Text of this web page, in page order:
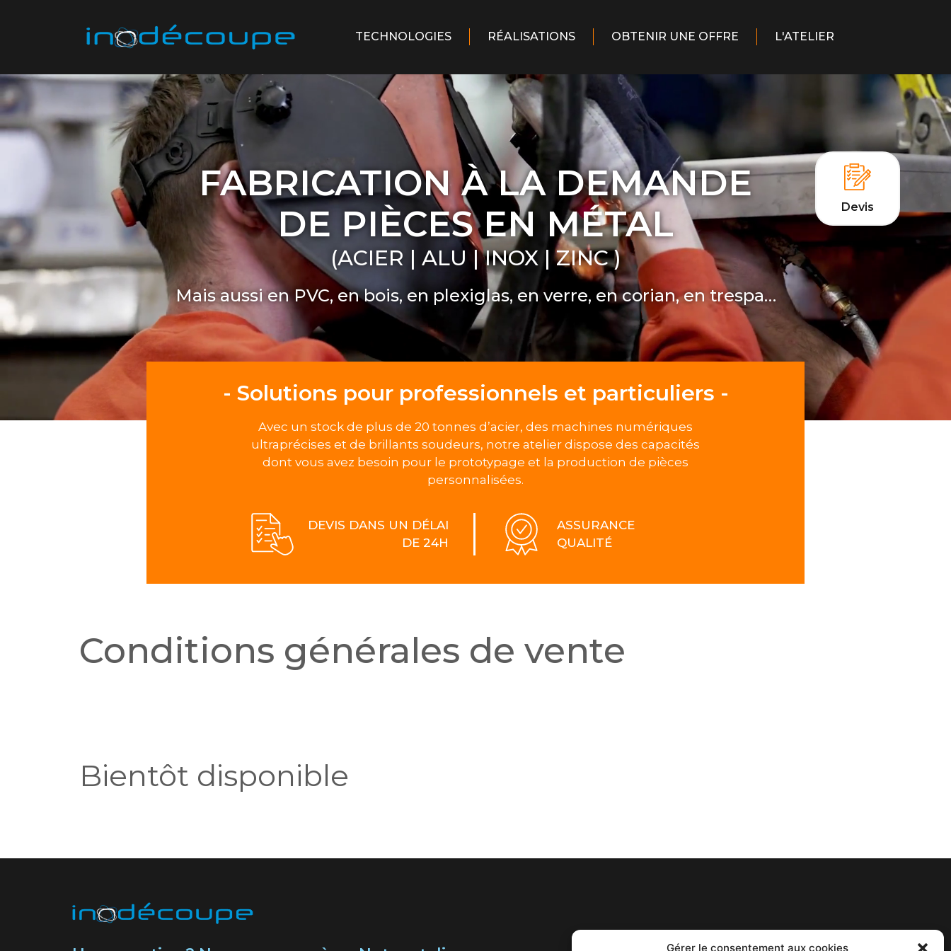
Gérer le consentement aux cookies
TECHNOLOGIES RÉALISATIONS OBTENIR UNE OFFRE L'ATELIER
Devis
FABRICATION À LA DEMANDE
DE PIÈCES EN MÉTAL
(ACIER | ALU | INOX | ZINC )
Mais aussi en PVC, en bois, en plexiglas, en verre, en corian, en trespa…
- Solutions pour professionnels et particuliers -
Avec un stock de plus de 20 tonnes d’acier, des machines numériques
ultraprécises et de brillants soudeurs, notre atelier dispose des capacités
dont vous avez besoin pour le prototypage et la production de pièces
personnalisées.
DEVIS DANS UN DÉLAI
DE 24H
ASSURANCE
QUALITÉ
Conditions générales de vente
Bientôt disponible